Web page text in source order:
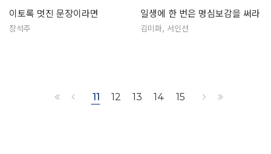
이토록 멋진 문장이라면
장석주
일생에 한 번은 명심보감을 써라
김미화, 서인선
11 12 13 14 15